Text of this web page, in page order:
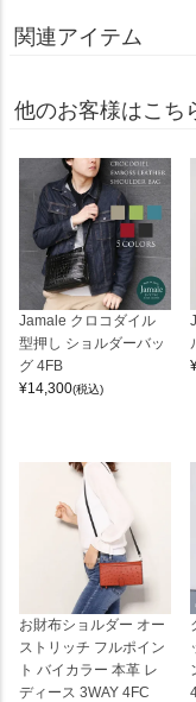
関連アイテム
他のお客様はこち
Jamale クロコダイル
型押し ショルダーバッ
グ 4FB
¥14,300(税込)
お財布ショルダー オー
ストリッチ フルポイン
ト バイカラー 本革 レ
ディース 3WAY 4FC